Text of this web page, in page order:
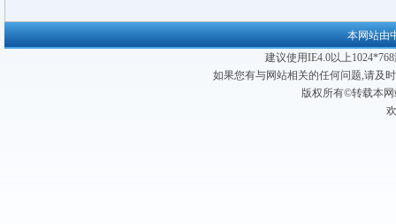
本网站由
建议使用IE4.0以上
如果您有与网站相关的任何问题,请及
版权所有©转载本